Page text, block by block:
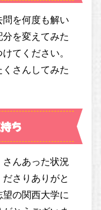
を何度も解い
を変えてみた
てください。
さんしてみた
ち
んあった状況
さりありがと
の関西大学に